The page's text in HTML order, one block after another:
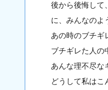
後から後悔して
に、みんなのよ
あの時のブチギ
ブチギレた人の
あんな理不尽な
どうして私はこ